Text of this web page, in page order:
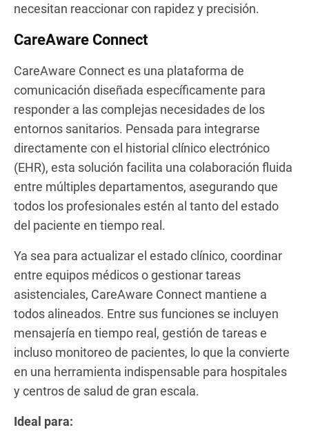
necesitan reaccionar con rapidez y precisión.
CareAware Connect
CareAware Connect es una plataforma de
comunicación diseñada específicamente para
responder a las complejas necesidades de los
entornos sanitarios. Pensada para integrarse
directamente con el historial clínico electrónico
(EHR), esta solución facilita una colaboración fluida
entre múltiples departamentos, asegurando que
todos los profesionales estén al tanto del estado
del paciente en tiempo real.
Ya sea para actualizar el estado clínico, coordinar
entre equipos médicos o gestionar tareas
asistenciales, CareAware Connect mantiene a
todos alineados. Entre sus funciones se incluyen
mensajería en tiempo real, gestión de tareas e
incluso monitoreo de pacientes, lo que la convierte
en una herramienta indispensable para hospitales
y centros de salud de gran escala.
Ideal para: